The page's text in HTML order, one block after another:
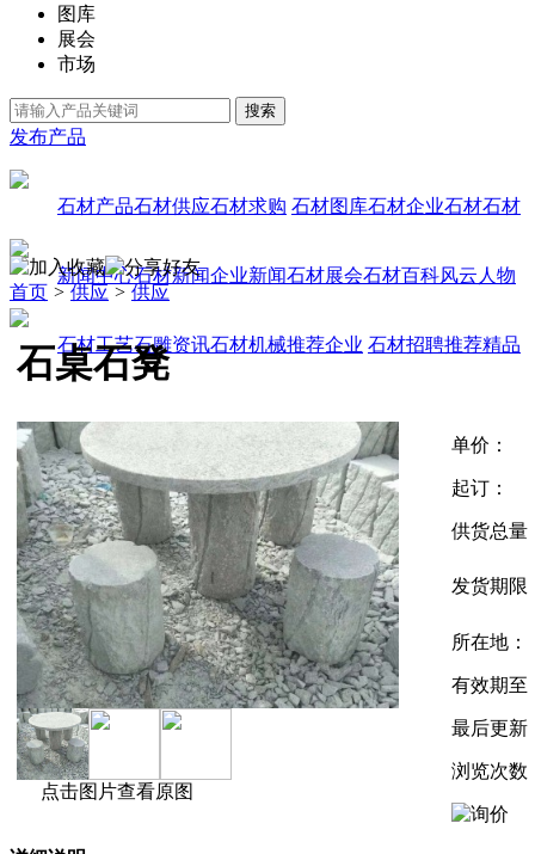
图库
展会
市场
发布产品
石材产品石材供应石材求购 石材图库石材企业石材石材
新闻中心石材新闻企业新闻石材展会石材百科风云人物
石材工艺石雕资讯石材机械推荐企业 石材招聘推荐精品
首页 > 供应 > 供应
石桌石凳
点击图片查看原图
单价：
起订：
供货总量
发货期限
所在地：
有效期至
最后更新
浏览次数